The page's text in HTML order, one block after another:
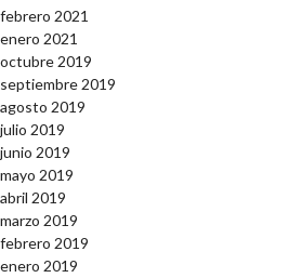
febrero 2021
enero 2021
octubre 2019
septiembre 2019
agosto 2019
julio 2019
junio 2019
mayo 2019
abril 2019
marzo 2019
febrero 2019
enero 2019